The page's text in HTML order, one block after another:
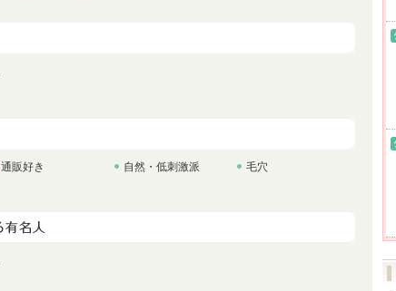
通販好き 自然・低刺激派 毛穴